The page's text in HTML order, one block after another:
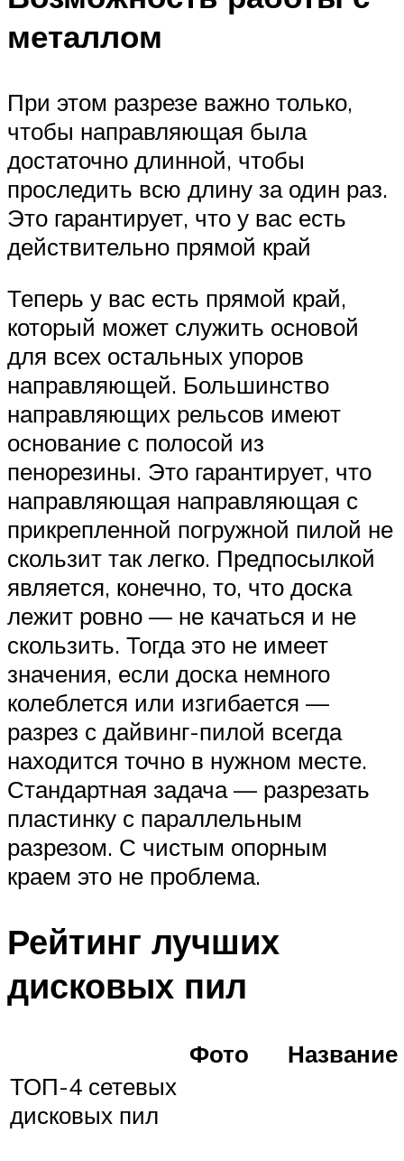
металлом
При этом разрезе важно только,
чтобы направляющая была
достаточно длинной, чтобы
проследить всю длину за один раз.
Это гарантирует, что у вас есть
действительно прямой край
Теперь у вас есть прямой край,
который может служить основой
для всех остальных упоров
направляющей. Большинство
направляющих рельсов имеют
основание с полосой из
пенорезины. Это гарантирует, что
направляющая направляющая с
прикрепленной погружной пилой не
скользит так легко. Предпосылкой
является, конечно, то, что доска
лежит ровно — не качаться и не
скользить. Тогда это не имеет
значения, если доска немного
колеблется или изгибается —
разрез с дайвинг-пилой всегда
находится точно в нужном месте.
Стандартная задача — разрезать
пластинку с параллельным
разрезом. С чистым опорным
краем это не проблема.
Рейтинг лучших
дисковых пил
Фото
Название
ТОП-4 сетевых
дисковых пил